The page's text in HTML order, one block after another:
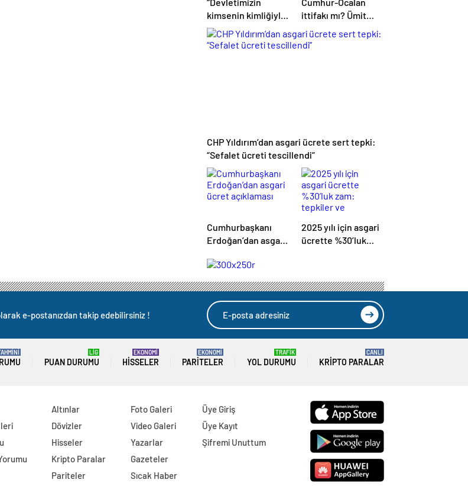
kimsenin kimliğiyle
sorunu yok”
ittifakı mı? Ümit
Özdağ’dan sert
tepki
CHP Yıldırım’dan asgari ücrete sert tepki:
“Sefalet ücreti tescillendi”
Cumhurbaşkanı
Erdoğan’dan asgari
2025 yılı için asgari
ücrette %30’luk
e-postanızdan takip edebilirsiniz !
PUAN DURUMU
LİG
HISSELER
EKONOMİ
PARITELER
EKONOMİ
YOL DURUMU
TRAFİK
KRIPTO PARALAR
CANLI
Altınlar
Dövizler
Hisseler
Kripto Paralar
Pariteler
Foto Galeri
Video Galeri
Yazarlar
Gazeteler
Sıcak Haber
Üye Giriş
Üye Kayıt
Şifremi Unuttum